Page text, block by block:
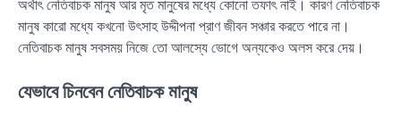
অর্থাৎ নেতিবাচক মানুষ আর মৃত মানুষের মধ্যে কোনো তফাৎ নাই। কারণ নেতিবাচক
মানুষ কারো মধ্যে কখনো উৎসাহ উদ্দীপনা প্রাণ জীবন সঞ্চার করতে পারে না।
নেতিবাচক মানুষ সবসময় নিজে তো আলস্যে ভোগে অন্যকেও অলস করে দেয়।
যেভাবে চিনবেন নেতিবাচক মানুষ